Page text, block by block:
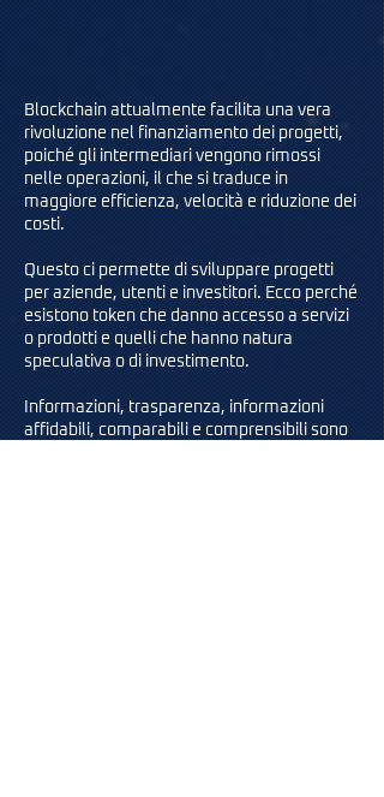
Blockchain attualmente facilita una vera
rivoluzione nel finanziamento dei progetti,
poiché gli intermediari vengono rimossi
nelle operazioni, il che si traduce in
maggiore efficienza, velocità e riduzione dei
costi.
Questo ci permette di sviluppare progetti
per aziende, utenti e investitori. Ecco perché
esistono token che danno accesso a servizi
o prodotti e quelli che hanno natura
speculativa o di investimento.
Informazioni, trasparenza, informazioni
affidabili, comparabili e comprensibili sono